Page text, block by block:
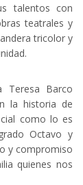
talentos con
teatrales y
tricolor y
Teresa Barco
la historia de
como lo es
Octavo y
y compromiso
quienes nos